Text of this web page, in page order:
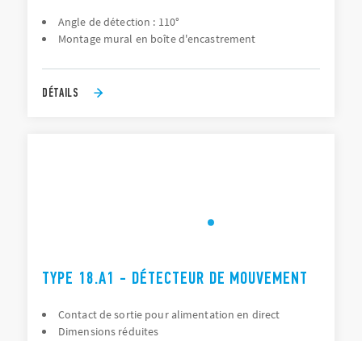
Angle de détection : 110°
Montage mural en boîte d'encastrement
DÉTAILS
TYPE 18.A1 - DÉTECTEUR DE MOUVEMENT
Contact de sortie pour alimentation en direct
Dimensions réduites